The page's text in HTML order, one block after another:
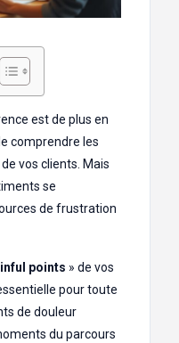
est de plus en
comprendre les
vos clients. Mais
se
de frustration
points » de vos
pour toute
de douleur
du parcours